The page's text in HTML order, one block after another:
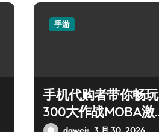
手游
手机代购者带你畅玩
300大作战MOBA激
战！